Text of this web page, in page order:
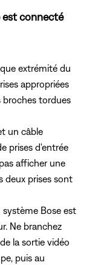
est connecté
extrémité du
appropriées
tordues
un câble
prises d'entrée
afficher une
deux prises sont
système Bose est
Ne branchez
la sortie vidéo
puis au